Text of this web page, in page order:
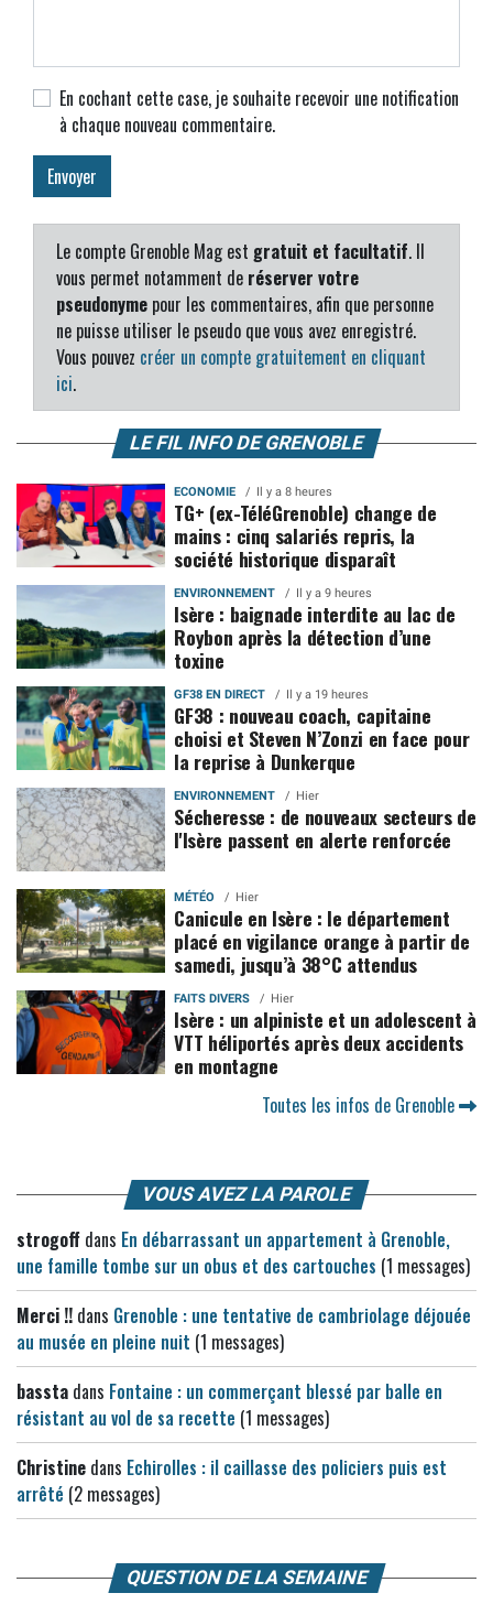
En cochant cette case, je souhaite recevoir une notification
à chaque nouveau commentaire.
Le compte Grenoble Mag est gratuit et facultatif. Il
vous permet notamment de réserver votre
pseudonyme pour les commentaires, afin que personne
ne puisse utiliser le pseudo que vous avez enregistré.
Vous pouvez créer un compte gratuitement en cliquant
ici.
LE FIL INFO DE GRENOBLE
ECONOMIE Il y a 8 heures
TG+ (ex-TéléGrenoble) change de
mains : cinq salariés repris, la
société historique disparaît
ENVIRONNEMENT Il y a 9 heures
Isère : baignade interdite au lac de
Roybon après la détection d’une
toxine
GF38 EN DIRECT Il y a 19 heures
GF38 : nouveau coach, capitaine
choisi et Steven N’Zonzi en face pour
la reprise à Dunkerque
ENVIRONNEMENT Hier
Sécheresse : de nouveaux secteurs de
l'Isère passent en alerte renforcée
MÉTÉO Hier
Canicule en Isère : le département
placé en vigilance orange à partir de
samedi, jusqu’à 38°C attendus
FAITS DIVERS Hier
Isère : un alpiniste et un adolescent à
VTT héliportés après deux accidents
en montagne
Toutes les infos de Grenoble
VOUS AVEZ LA PAROLE
strogoff dans En débarrassant un appartement à Grenoble,
une famille tombe sur un obus et des cartouches (1 messages)
Merci !! dans Grenoble : une tentative de cambriolage déjouée
au musée en pleine nuit (1 messages)
bassta dans Fontaine : un commerçant blessé par balle en
résistant au vol de sa recette (1 messages)
Christine dans Echirolles : il caillasse des policiers puis est
arrêté (2 messages)
QUESTION DE LA SEMAINE